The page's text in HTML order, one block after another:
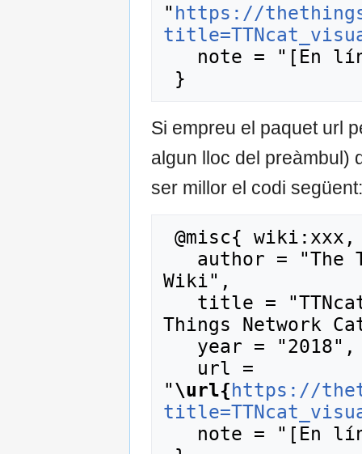
" https://
Si empreu el paquet url
algun lloc del preàmbul)
ser millor el codi següent:
Wiki",
Things Network
"\url{https://